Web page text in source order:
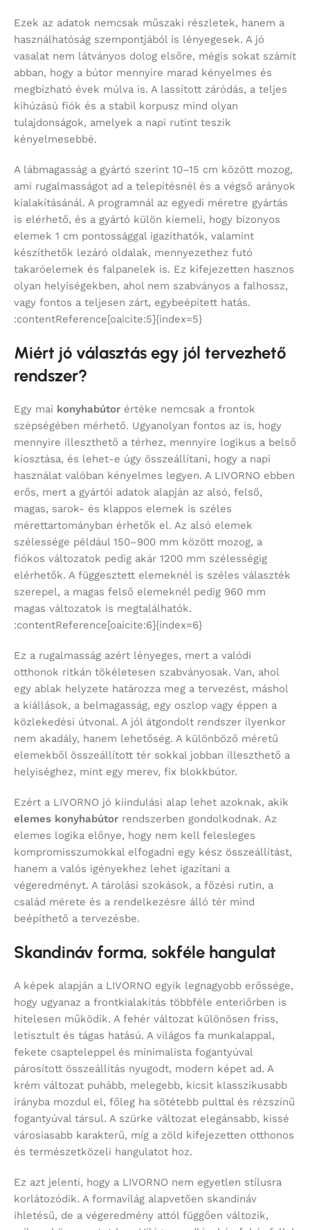
Ezek az adatok nemcsak műszaki részletek, hanem a
használhatóság szempontjából is lényegesek. A jó
vasalat nem látványos dolog elsőre, mégis sokat számít
abban, hogy a bútor mennyire marad kényelmes és
megbízható évek múlva is. A lassított záródás, a teljes
kihúzású fiók és a stabil korpusz mind olyan
tulajdonságok, amelyek a napi rutint teszik
kényelmesebbé.
A lábmagasság a gyártó szerint 10–15 cm között mozog,
ami rugalmasságot ad a telepítésnél és a végső arányok
kialakításánál. A programnál az egyedi méretre gyártás
is elérhető, és a gyártó külön kiemeli, hogy bizonyos
elemek 1 cm pontossággal igazíthatók, valamint
készíthetők lezáró oldalak, mennyezethez futó
takaróelemek és falpanelek is. Ez kifejezetten hasznos
olyan helyiségekben, ahol nem szabványos a falhossz,
vagy fontos a teljesen zárt, egybeépített hatás.
:contentReference[oaicite:5]{index=5}
Miért jó választás egy jól tervezhető
rendszer?
Egy mai konyhabútor értéke nemcsak a frontok
szépségében mérhető. Ugyanolyan fontos az is, hogy
mennyire illeszthető a térhez, mennyire logikus a belső
kiosztása, és lehet-e úgy összeállítani, hogy a napi
használat valóban kényelmes legyen. A LIVORNO ebben
erős, mert a gyártói adatok alapján az alsó, felső,
magas, sarok- és klappos elemek is széles
mérettartományban érhetők el. Az alsó elemek
szélessége például 150–900 mm között mozog, a
fiókos változatok pedig akár 1200 mm szélességig
elérhetők. A függesztett elemeknél is széles választék
szerepel, a magas felső elemeknél pedig 960 mm
magas változatok is megtalálhatók.
:contentReference[oaicite:6]{index=6}
Ez a rugalmasság azért lényeges, mert a valódi
otthonok ritkán tökéletesen szabványosak. Van, ahol
egy ablak helyzete határozza meg a tervezést, máshol
a kiállások, a belmagasság, egy oszlop vagy éppen a
közlekedési útvonal. A jól átgondolt rendszer ilyenkor
nem akadály, hanem lehetőség. A különböző méretű
elemekből összeállított tér sokkal jobban illeszthető a
helyiséghez, mint egy merev, fix blokkbútor.
Ezért a LIVORNO jó kiindulási alap lehet azoknak, akik
elemes konyhabútor rendszerben gondolkodnak. Az
elemes logika előnye, hogy nem kell felesleges
kompromisszumokkal elfogadni egy kész összeállítást,
hanem a valós igényekhez lehet igazítani a
végeredményt. A tárolási szokások, a főzési rutin, a
család mérete és a rendelkezésre álló tér mind
beépíthető a tervezésbe.
Skandináv forma, sokféle hangulat
A képek alapján a LIVORNO egyik legnagyobb erőssége,
hogy ugyanaz a frontkialakítás többféle enteriőrben is
hitelesen működik. A fehér változat különösen friss,
letisztult és tágas hatású. A világos fa munkalappal,
fekete csapteleppel és minimalista fogantyúval
párosított összeállítás nyugodt, modern képet ad. A
krém változat puhább, melegebb, kicsit klasszikusabb
irányba mozdul el, főleg ha sötétebb pulttal és rézszínű
fogantyúval társul. A szürke változat elegánsabb, kissé
városiasabb karakterű, míg a zöld kifejezetten otthonos
és természetközeli hangulatot hoz.
Ez azt jelenti, hogy a LIVORNO nem egyetlen stílusra
korlátozódik. A formavilág alapvetően skandináv
ihletésű, de a végeredmény attól függően változik,